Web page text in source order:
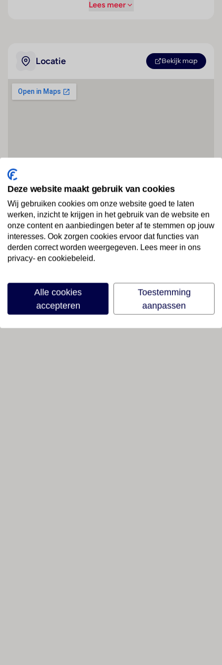
Lees meer
Locatie Bekijk map
Deze website maakt gebruik van cookies
Wij gebruiken cookies om onze website goed te laten
werken, inzicht te krijgen in het gebruik van de website en
onze content en aanbiedingen beter af te stemmen op jouw
interesses. Ook zorgen cookies ervoor dat functies van
derden correct worden weergegeven. Lees meer in ons
privacy- en cookiebeleid.
Alle cookies
accepteren
Toestemming
aanpassen